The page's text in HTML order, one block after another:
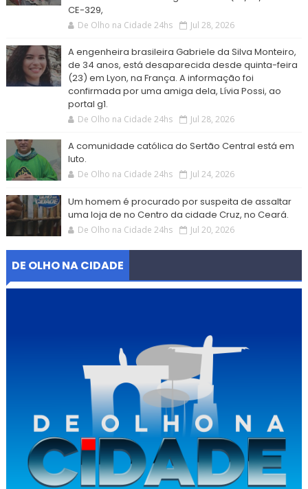
CE-329,
De Olho na Cidade 24hs Jul 28, 2026
A engenheira brasileira Gabriele da Silva Monteiro,
de 34 anos, está desaparecida desde quinta-feira
(23) em Lyon, na França. A informação foi
confirmada por uma amiga dela, Lívia Possi, ao
portal g1.
De Olho na Cidade 24hs Jul 28, 2026
A comunidade católica do Sertão Central está em
luto.
De Olho na Cidade 24hs Jul 24, 2026
Um homem é procurado por suspeita de assaltar
uma loja de no Centro da cidade Cruz, no Ceará.
De Olho na Cidade 24hs Jul 20, 2026
DE OLHO NA CIDADE